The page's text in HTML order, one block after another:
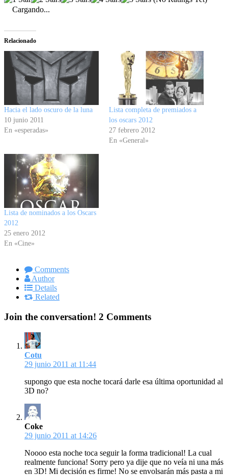
Cargando...
Relacionado
Hacia el lado oscuro de la luna
10 junio 2011
En «esperadas»
Lista completa de premiados a
los oscars 2012
27 febrero 2012
En «General»
Lista de nominados a los Oscars
2012
25 enero 2012
En «Cine»
Comments
Author
Details
Related
Join the conversation! 2 Comments
Cotu
29 junio 2011 at 11:44
supongo que esta noche tocará darle esa última oportunidad al
3D no?
Coke
29 junio 2011 at 14:26
Noooo esta noche toca seguir la forma tradicional! La cual
realmente funciona! Sorry pero ya dije que no veía ni una más
en 3D! Mi decisión es firme! No se envolsarán más pasta a mi